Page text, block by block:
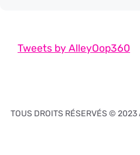
Tweets by AlleyOop360
TOUS DROITS RÉSERVÉS © 2023